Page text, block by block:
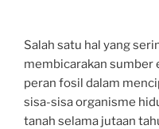
Salah satu hal yang
membicarakan sumber
peran fosil dalam
sisa-sisa organisme
tanah selama jutaan